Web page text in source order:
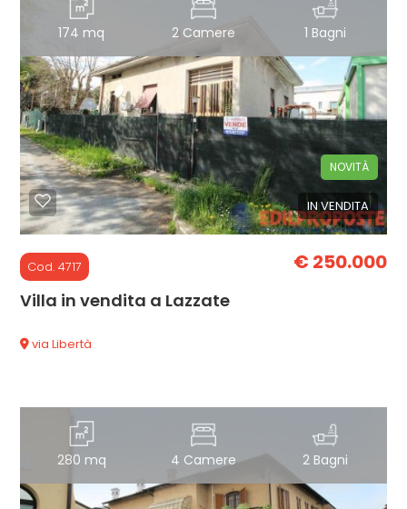
174 mq 2 Camere 1 Bagni
IN VENDITA
NOVITÀ
Cod. 4717 € 250.000
Villa in vendita a Lazzate
via Libertà
280 mq 4 Camere 2 Bagni
3
4
5
5+
opzioni
Giardino
Posto auto/Box